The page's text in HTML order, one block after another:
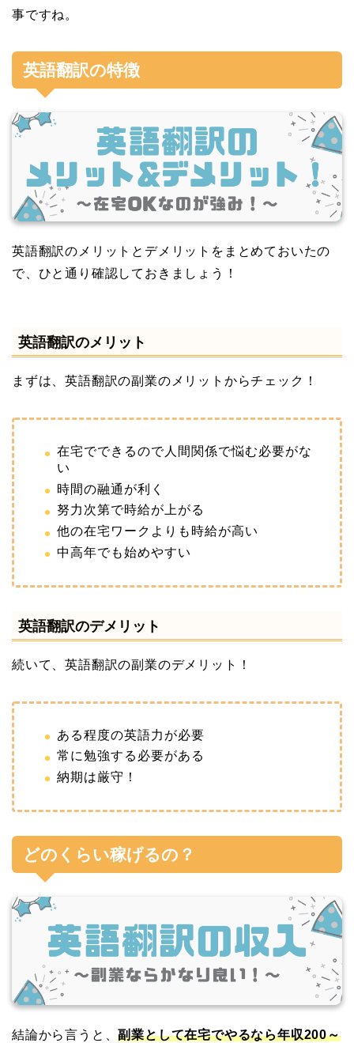
事ですね。
英語翻訳の特徴
英語翻訳のメリットとデメリットをまとめておいたの
で、ひと通り確認しておきましょう！
英語翻訳のメリット
まずは、英語翻訳の副業のメリットからチェック！
在宅でできるので人間関係で悩む必要がな
い
時間の融通が利く
努力次第で時給が上がる
他の在宅ワークよりも時給が高い
中高年でも始めやすい
英語翻訳のデメリット
続いて、英語翻訳の副業のデメリット！
ある程度の英語力が必要
常に勉強する必要がある
納期は厳守！
どのくらい稼げるの？
結論から言うと、副業として在宅でやるなら年収200～